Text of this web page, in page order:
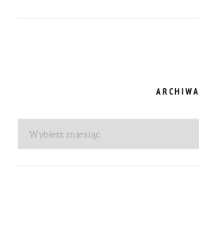
ARCHIWA
Archiwa